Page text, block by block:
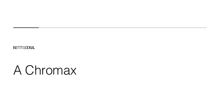
INSTITUCIONAL
A Chromax